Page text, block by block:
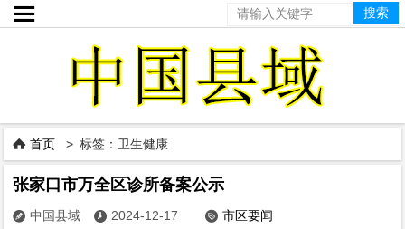

 首页 > 标签：卫生健康
张家口市万全区诊所备案公示
 中国县域  2024-12-17  市区要闻